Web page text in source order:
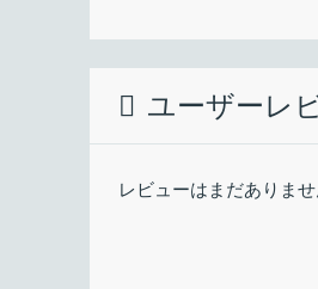
music-player は、
ダウンロード数：
music-player-
music-player-
ユーザーレ
レビューはまだありま